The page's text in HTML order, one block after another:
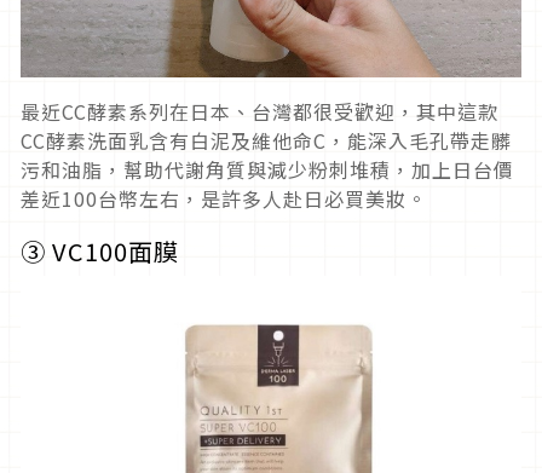
最近CC酵素系列在日本、台灣都很受歡迎，其中這款
CC酵素洗面乳含有白泥及維他命C，能深入毛孔帶走髒
污和油脂，幫助代謝角質與減少粉刺堆積，加上日台價
差近100台幣左右，是許多人赴日必買美妝。
③ VC100面膜